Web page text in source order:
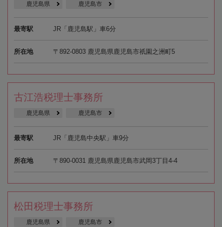
鹿児島県 鹿児島市
最寄駅 JR「鹿児島駅」車6分
所在地 〒892-0803 鹿児島県鹿児島市祇園之洲町5
古江浩税理士事務所
鹿児島県 鹿児島市
最寄駅 JR「鹿児島中央駅」車9分
所在地 〒890-0031 鹿児島県鹿児島市武岡3丁目4-4
松田税理士事務所
鹿児島県 鹿児島市